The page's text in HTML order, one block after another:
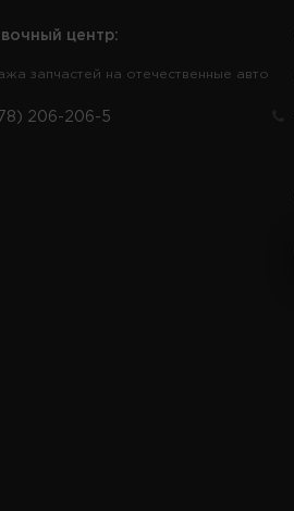
центр:
запчастей на отечественные авто
206-206-5